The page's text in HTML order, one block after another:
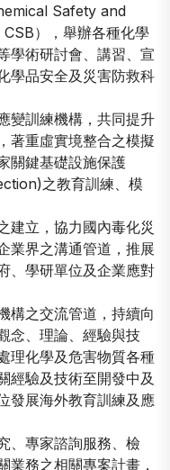
Safety and
），舉辦各種化學
學術研討會、講習、宣
學品安全及災害防救科
變訓練機構，共同提升
著重虛實境整合之模擬
關鍵基礎設施保護
之教育訓練、模
建立，協力國內毒化災
業界之溝通管道，推展
、學研單位及企業應對
構之交流管道，持續向
念、理論、經驗與技
理化學及危害物質各種
經驗及技術至開發中及
發展海外教育訓練及應
、專家諮詢服務、檢
業務之相關專案計畫，